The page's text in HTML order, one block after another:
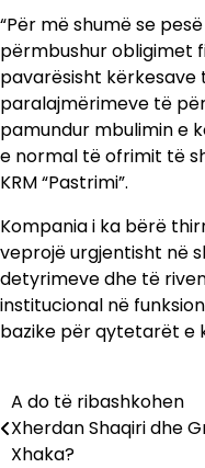
“Për më shumë se
përmbushur obligimet
pavarësisht kërkesave
paralajmërimeve të
pamundur mbulimin e
e normal të ofrimit të
KRM “Pastrimi”.
Kompania i ka bërë
veprojë urgjentisht në
detyrimeve dhe të
institucional në
bazike për qytetarët e
Lëvizje
te
A do të ribashkohen
Xherdan Shaqiri dhe
Xhaka?